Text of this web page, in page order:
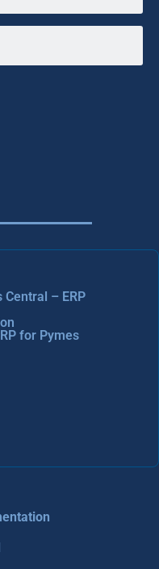
– ERP
for Pymes